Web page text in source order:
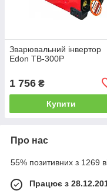
Зварювальний інвертор
Edon TB-300P
1 756 ₴
Купити
Про нас
55% позитивних з 1269
Працює з